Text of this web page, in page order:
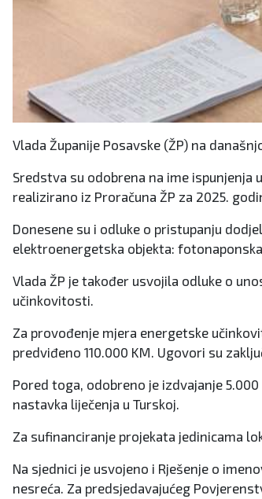
Vlada Županije Posavske (ŽP) na
Sredstva su odobrena na ime
realizirano iz Proračuna ŽP za 2025.
Donesene su i odluke o pristupanju
elektroenergetska objekta: fotonaponska
Vlada ŽP je također usvojila odluke o
učinkovitosti.
Za provođenje mjera energetske
predviđeno 110.000 KM. Ugovori su
Pored toga, odobreno je izdvajanje
nastavka liječenja u Turskoj.
Za sufinanciranje projekata jedinicama
Na sjednici je usvojeno i Rješenje o
nesreća. Za predsjedavajućeg